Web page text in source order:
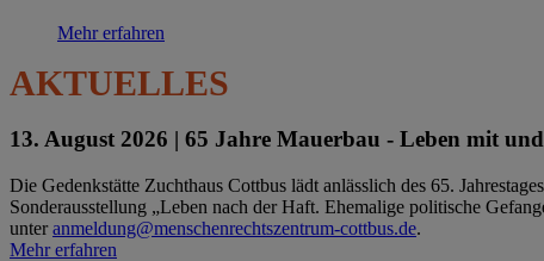
Mehr erfahren
AKTUELLES
13. August 2026 | 65 Jahre Mauerbau - Leben mit
Die Gedenkstätte Zuchthaus Cottbus lädt anlässlich des 65.
Sonderausstellung „Leben nach der Haft. Ehemalige politische
unteranmeldung@menschenrechtszentrum-cottbus.de.
Mehr erfahren